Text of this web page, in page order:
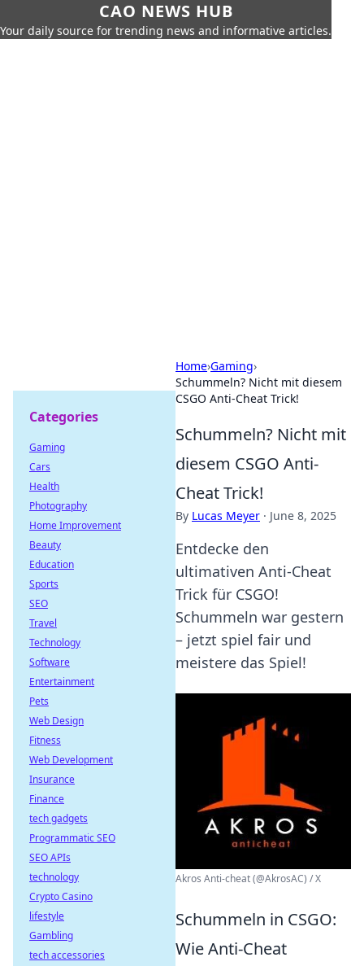
CAO NEWS HUB
Your daily source for trending news and informative articles.
Home›Gaming›
Schummeln? Nicht mit diesem
CSGO Anti-Cheat Trick!
Schummeln? Nicht mit
diesem CSGO Anti-
Cheat Trick!
By Lucas Meyer · June 8, 2025
Entdecke den
ultimativen Anti-Cheat
Trick für CSGO!
Schummeln war gestern
– jetzt spiel fair und
meistere das Spiel!
Akros Anti-cheat (@AkrosAC) / X
Schummeln in CSGO:
Wie Anti-Cheat
Categories
Gaming
Cars
Health
Photography
Home Improvement
Beauty
Education
Sports
SEO
Travel
Technology
Software
Entertainment
Pets
Web Design
Fitness
Web Development
Insurance
Finance
tech gadgets
Programmatic SEO
SEO APIs
technology
Crypto Casino
lifestyle
Gambling
tech accessories